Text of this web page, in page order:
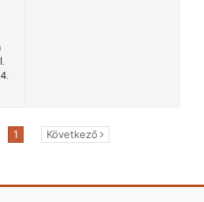
1 Következő